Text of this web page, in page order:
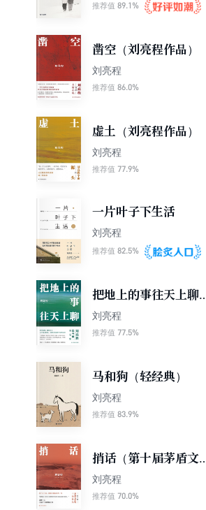
推荐值 89.1%
凿空（刘亮程作品）
刘亮程
推荐值 86.0%
虚土（刘亮程作品）
刘亮程
推荐值 77.9%
一片叶子下生活
刘亮程
推荐值 82.5%
把地上的事往天上聊
（刘亮程作品）
刘亮程
推荐值 77.5%
马和狗（轻经典）
刘亮程
推荐值 83.9%
捎话（第十届茅盾文学
奖入围作品）
刘亮程
推荐值 70.0%